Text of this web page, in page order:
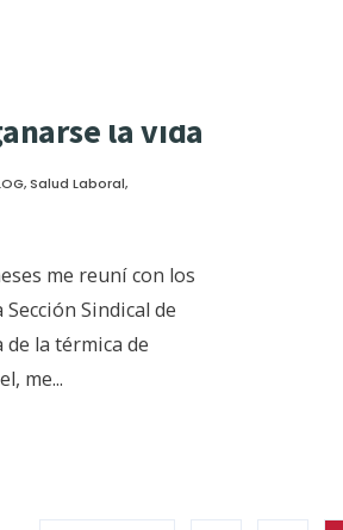
la vida
,Salud Laboral,
me reuní con los
Sindical de
de la térmica de
me...